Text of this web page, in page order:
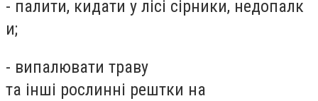
- палити, кидати у лісі сірники, недопалк
и;
- випалювати траву
та інші рослинні рештки на